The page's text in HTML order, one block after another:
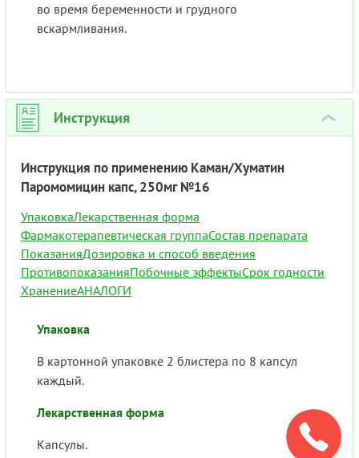
во время беременности и грудного
вскармливания.
Инструкция ›
Инструкция по применению Каман/Хуматин
Паромомицин капс, 250мг №16
УпаковкаЛекарственная форма
Фармакотерапевтическая группаСостав препарата
ПоказанияДозировка и способ введения
ПротивопоказанияПобочные эффектыСрок годности
ХранениеАНАЛОГИ
Упаковка
В картонной упаковке 2 блистера по 8 капсул
каждый.
Лекарственная форма
Капсулы.